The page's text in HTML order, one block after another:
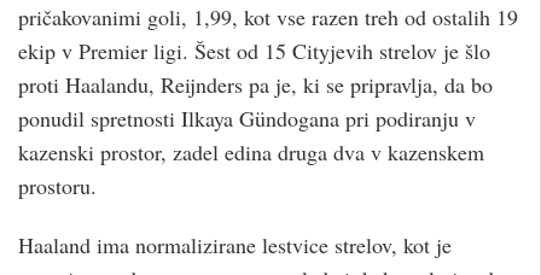
pričakovanimi goli, 1,99, kot vse razen treh od ostalih 19
ekip v Premier ligi. Šest od 15 Cityjevih strelov je šlo
proti Haalandu, Reijnders pa je, ki se pripravlja, da bo
ponudil spretnosti Ilkaya Gündogana pri podiranju v
kazenski prostor, zadel edina druga dva v kazenskem
prostoru.
Haaland ima normalizirane lestvice strelov, kot je